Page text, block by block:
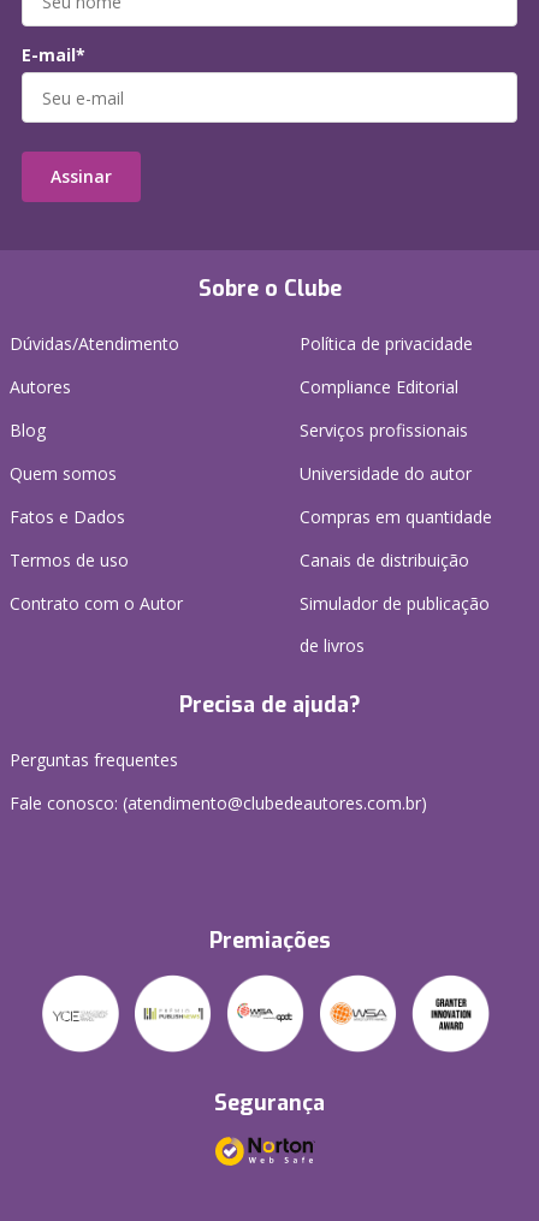
Sobre o Clube
Dúvidas/Atendimento
Autores
Blog
Quem somos
Fatos e Dados
Termos de uso
Contrato com o Autor
Política de privacidade
Compliance Editorial
Serviços profissionais
Universidade do autor
Compras em quantidade
Canais de distribuição
Simulador de publicação
de livros
Precisa de ajuda?
Perguntas frequentes
Fale conosco: (atendimento@clubedeautores.com.br)
Premiações
Segurança
E-mail*
Assinar